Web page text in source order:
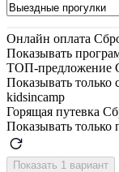
Онлайн оплата
Показывать
ТОП-предложение
Показывать
kidsincamp
Горящая путевка
Показывать
Показать 1 вариант